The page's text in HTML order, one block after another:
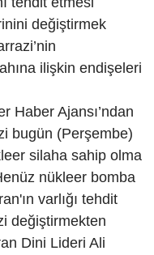
değiştirmek
ilişkin endişeleri
Haber Ajansı’ndan
bugün (Perşembe)
silaha sahip olma
nükleer bomba
varlığı tehdit
değiştirmekten
Dini Lideri Ali